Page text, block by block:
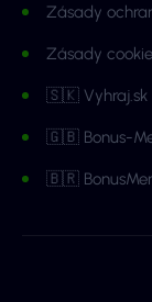
Zásady
Zásady
🇸🇰 Vyhraj.sk
🇬🇧 Bonus-
🇧🇷